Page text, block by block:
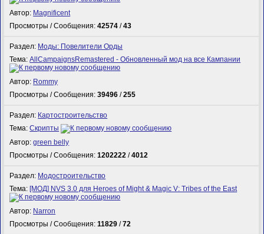
Автор: Magnificent
Просмотры / Сообщения:42574 /43
Раздел: Моды: Повелители Орды
Тема:AllCampaignsRemastered - Обновленный мод на все Кампании
Автор: Rommy
Просмотры / Сообщения:39496 /255
Раздел: Картостроительство
Тема:Скрипты
Автор:green belly
Просмотры / Сообщения:1202222 /4012
Раздел: Модостроительство
Тема: [МОД] NVS 3.0 для Heroes of Might & Magic V: Tribes of the East
Автор: Narron
Просмотры / Сообщения:11829 /72